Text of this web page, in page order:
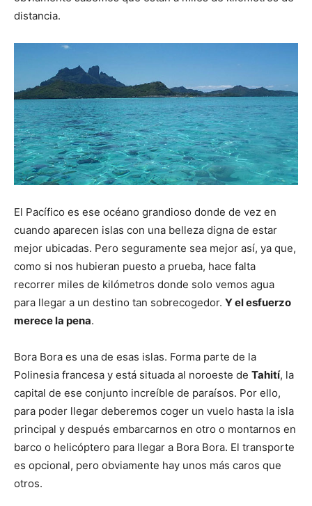
distancia.
El Pacífico es ese océano grandioso donde de vez en
cuando aparecen islas con una belleza digna de estar
mejor ubicadas. Pero seguramente sea mejor así, ya que,
como si nos hubieran puesto a prueba, hace falta
recorrer miles de kilómetros donde solo vemos agua
para llegar a un destino tan sobrecogedor. Y el esfuerzo
merece la pena.
Bora Bora es una de esas islas. Forma parte de la
Polinesia francesa y está situada al noroeste de Tahití, la
capital de ese conjunto increíble de paraísos. Por ello,
para poder llegar deberemos coger un vuelo hasta la isla
principal y después embarcarnos en otro o montarnos en
barco o helicóptero para llegar a Bora Bora. El transporte
es opcional, pero obviamente hay unos más caros que
otros.